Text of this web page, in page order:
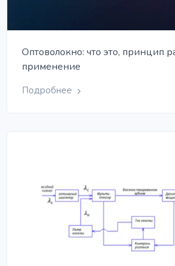
Оптоволокно: что это, принцип
применение
Подробнее